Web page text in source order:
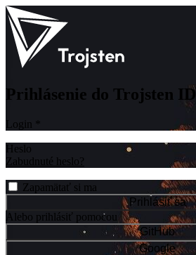
Prihlásenie do Trojsten ID
Login
Heslo
Zabudnuté heslo?
Zapamätať si ma
Prihlásiť sa
Alebo prihlásiť pomocou
GitHub
Google